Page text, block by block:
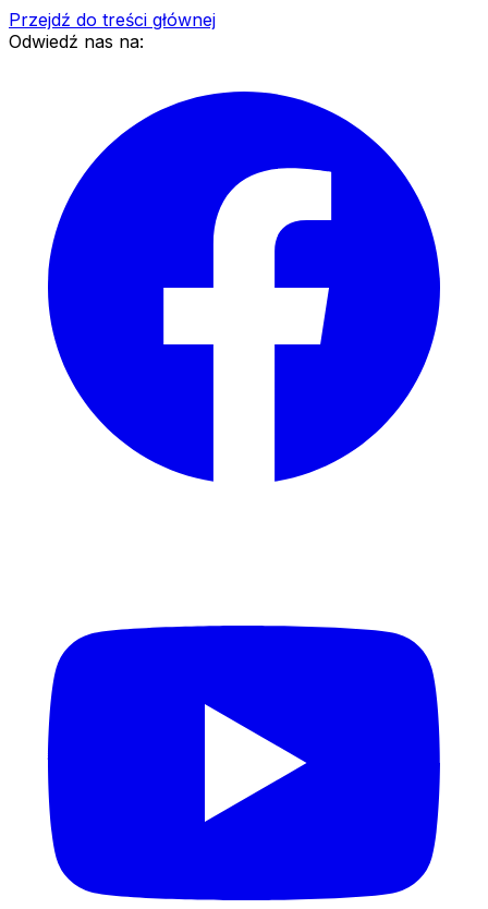
Przejdź do treści głównej
Odwiedź nas na: